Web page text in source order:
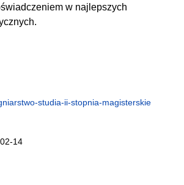
w najlepszych
studia-ii-stopnia-magisterskie
14